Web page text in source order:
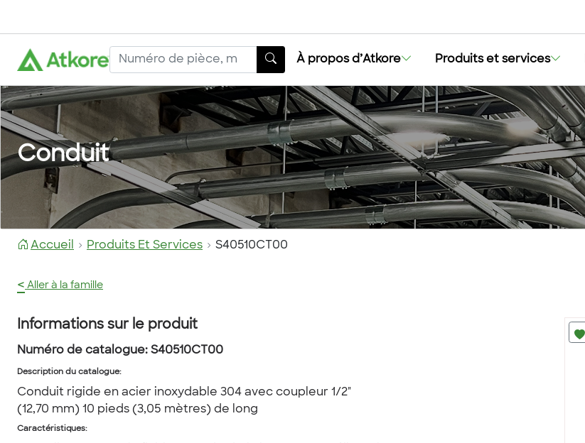
À propos d’Atkore Produits et services
Conduit
Accueil Produits Et Services S40510CT00
< Aller à la famille
Informations sur le produit
Numéro de catalogue: S40510CT00
Description du catalogue:
Conduit rigide en acier inoxydable 304 avec coupleur 1/2"
(12,70 mm) 10 pieds (3,05 mètres) de long
Caractéristiques: